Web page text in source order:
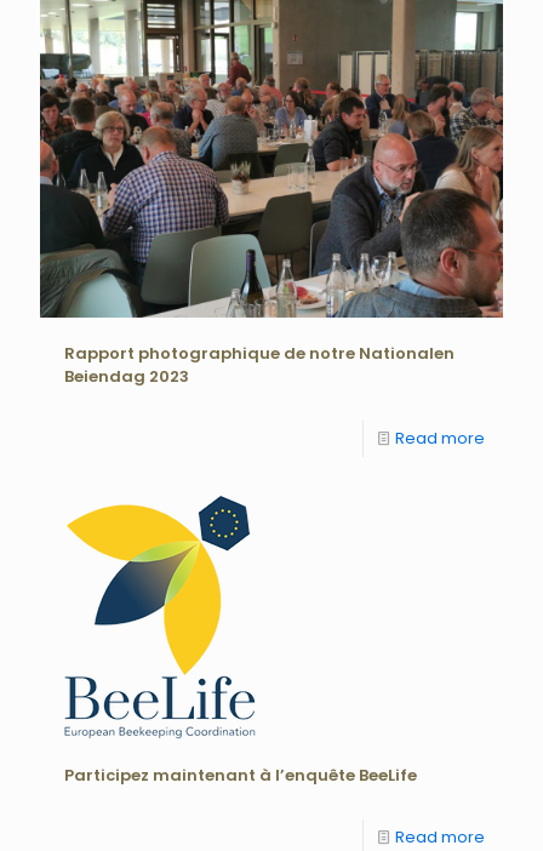
Rapport photographique de notre Nationalen
Beiendag 2023
Read more
Participez maintenant à l’enquête BeeLife
Read more